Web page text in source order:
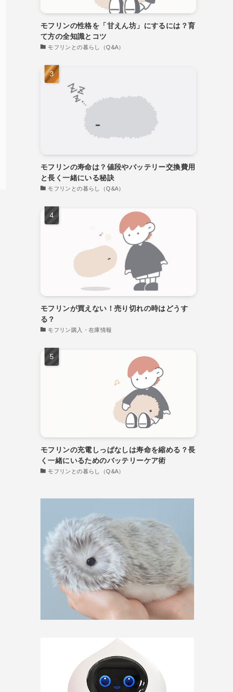
モフリンの性格を「甘えん坊」にするには？育
て方の全知識とコツ
モフリンとの暮らし（Q&A）
モフリンの寿命は？値段やバッテリー交換費用
と長く一緒にいる秘訣
モフリンとの暮らし（Q&A）
モフリンが買えない！売り切れの時はどうす
る？
モフリン購入・在庫情報
モフリンの充電しっぱなしは寿命を縮める？長
く一緒にいるためのバッテリーケア術
モフリンとの暮らし（Q&A）